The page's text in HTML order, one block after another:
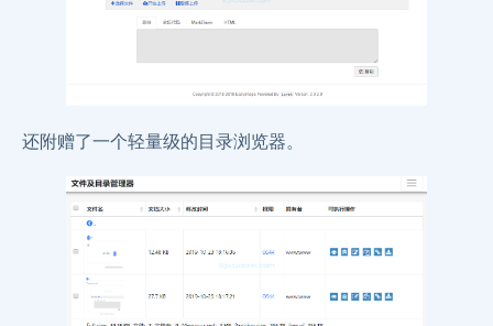
还附赠了一个轻量级的目录浏览器。